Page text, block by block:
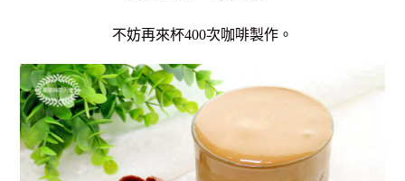
不妨再來杯400次咖啡製作。